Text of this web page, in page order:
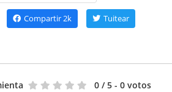
Compartir2k Tuitear
0 / 5 - 0 votos